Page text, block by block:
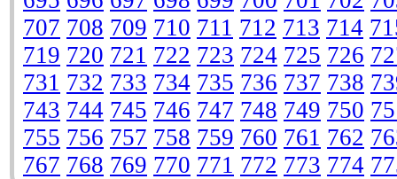
707 708 709 710 711 712 713 714
719 720 721 722 723 724 725 726
731 732 733 734 735 736 737 738
743 744 745 746 747 748 749 750
755 756 757 758 759 760 761 762
767 768 769 770 771 772 773 774